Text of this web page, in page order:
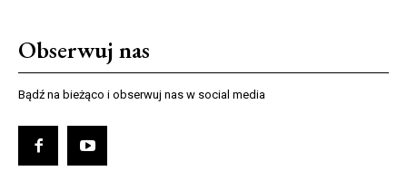
Obserwuj nas
Bądź na bieżąco i obserwuj nas w social media